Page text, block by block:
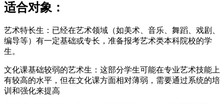
适合对象：
艺术特长生：已经在艺术领域（如美术、音乐、舞蹈、戏剧、
编导等）有一定基础或专长，准备报考艺术类本科院校的学
生。
文化课基础较弱的艺术生：这部分学生可能在专业艺术技能上
有较高的水平，但在文化课方面相对薄弱，需要通过系统的培
训和强化来提高